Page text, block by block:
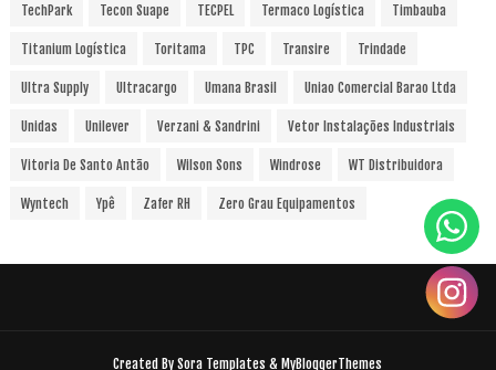
TechPark Tecon Suape TECPEL Termaco Logística Timbauba
Titanium Logística Toritama TPC Transire Trindade
Ultra Supply Ultracargo Umana Brasil Uniao Comercial Barao Ltda
Unidas Unilever Verzani & Sandrini Vetor Instalações Industriais
Vitoria De Santo Antão Wilson Sons Windrose WT Distribuidora
Wyntech Ypê Zafer RH Zero Grau Equipamentos
Created BySora Templates & MyBloggerThemes